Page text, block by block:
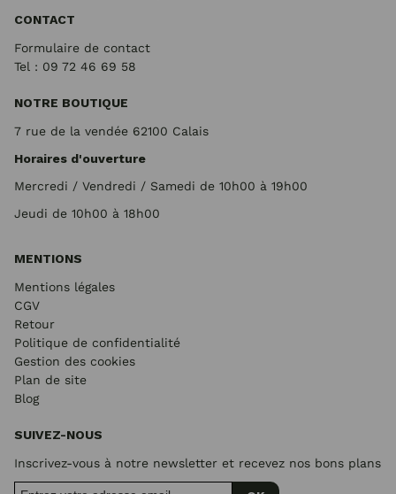
CONTACT
Formulaire de contact
Tel : 09 72 46 69 58
NOTRE BOUTIQUE
7 rue de la vendée 62100 Calais
Horaires d'ouverture
Mercredi / Vendredi / Samedi de 10h00 à 19h00
Jeudi de 10h00 à 18h00
MENTIONS
Mentions légales
CGV
Retour
Politique de confidentialité
Gestion des cookies
Plan de site
Blog
SUIVEZ-NOUS
Inscrivez-vous à notre newsletter et recevez nos bons plans